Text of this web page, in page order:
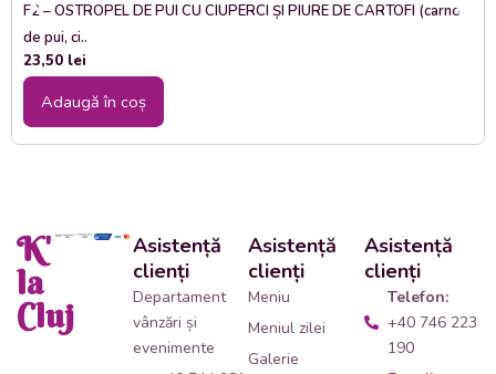
F2 – OSTROPEL DE PUI CU CIUPERCI ȘI PIURE DE CARTOFI (carne
de pui, ci..
23,50 lei
Adaugă în coș
K'
la
Cluj
Asistență
clienți
Departament
vânzări și
evenimente
Asistență
clienți
Meniu
Meniul zilei
Galerie
Asistență
clienți
Telefon:
+40 746 223
190